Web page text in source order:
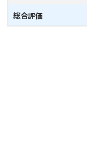
総合評価